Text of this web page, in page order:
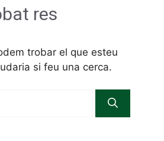
res
trobar el que esteu
si feu una cerca.